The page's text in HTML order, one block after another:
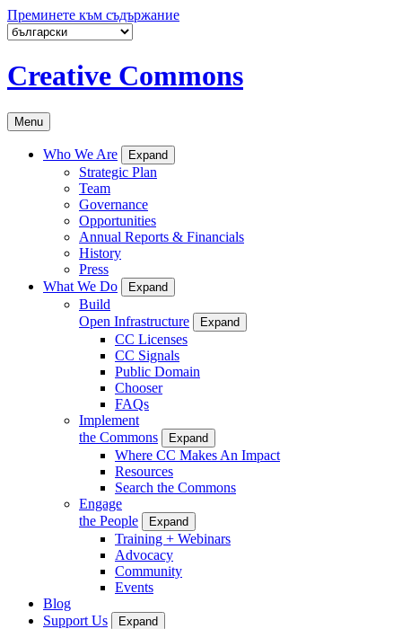
Преминете към съдържание
Creative Commons
Menu
Who We Are Expand
Strategic Plan
Team
Governance
Opportunities
Annual Reports & Financials
History
Press
What We Do
Expand
Build
Open Infrastructure
Expand
CC Licenses
CC Signals
Public Domain
Chooser
FAQs
Implement
the Commons
Expand
Where CC Makes An Impact
Resources
Search the Commons
Engage
the People
Expand
Training + Webinars
Advocacy
Community
Events
Blog
Support Us
Expand